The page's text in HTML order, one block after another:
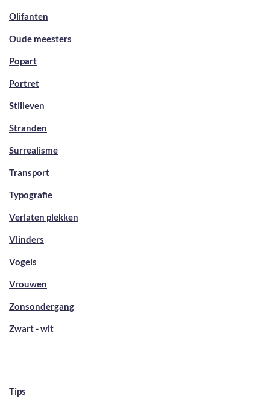
Olifanten
Oude meesters
Popart
Portret
Stilleven
Stranden
Surrealisme
Transport
Typografie
Verlaten plekken
Vlinders
Vogels
Vrouwen
Zonsondergang
Zwart - wit
Tips